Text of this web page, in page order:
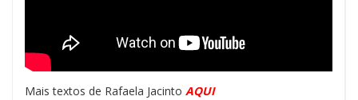
Mais textos de Rafaela Jacinto AQUI